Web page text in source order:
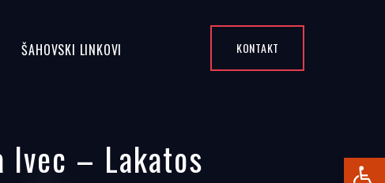
ŠAHOVSKI LINKOVI KONTAKT
Ivec – Lakatos